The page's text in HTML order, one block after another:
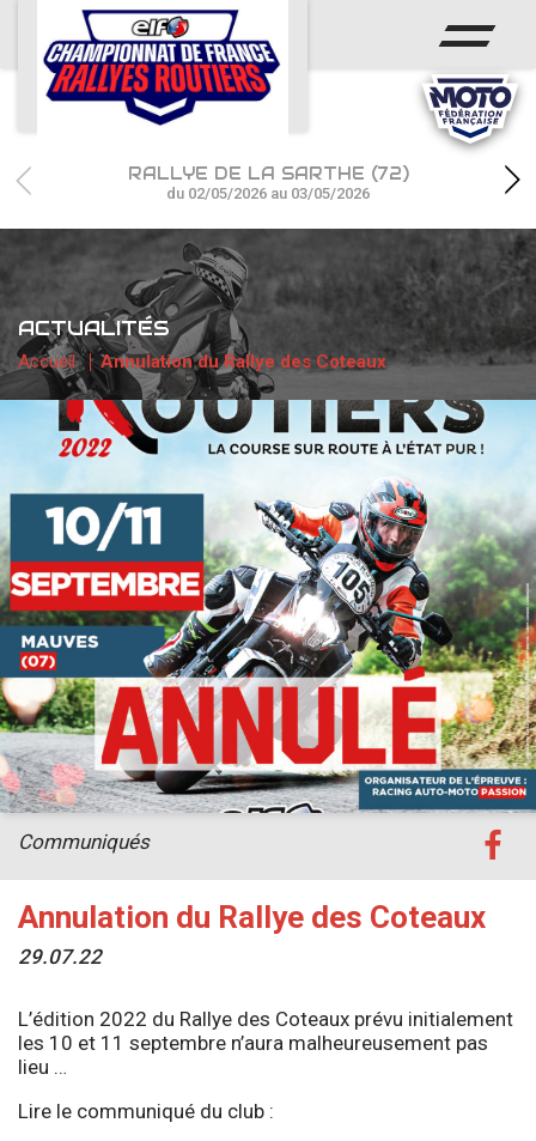
ACCUEIL
ACTUS
CALENDRIER
CHAMPIONNAT
RÉSULTATS
PHOTOS / WEB TV
PARTENAIRES
RALLYE DE LA SARTHE (72)
du 02/05/2026 au 03/05/2026
ACTUALITÉS
Accueil Annulation du Rallye des Coteaux
Annulation du Rallye des Coteaux
29.07.22
Communiqués
L’édition 2022 du Rallye des Coteaux prévu initialement
les 10 et 11 septembre n’aura malheureusement pas
lieu …
Lire le communiqué du club :